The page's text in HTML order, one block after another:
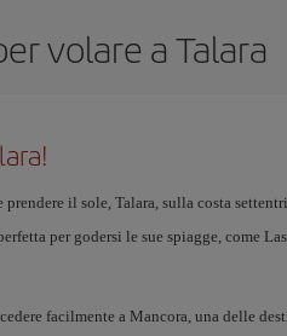
volare a Talara
prendere il sole, Talara, sulla costa
per godersi le sue spiagge, come
facilmente a Mancora, una delle